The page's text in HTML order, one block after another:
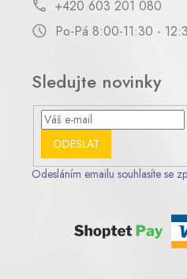
+420 603 201 080
Po-Pá 8:00-11:30 -
Sledujte novinky
ODESLAT
Odesláním emailu souhlasíte se